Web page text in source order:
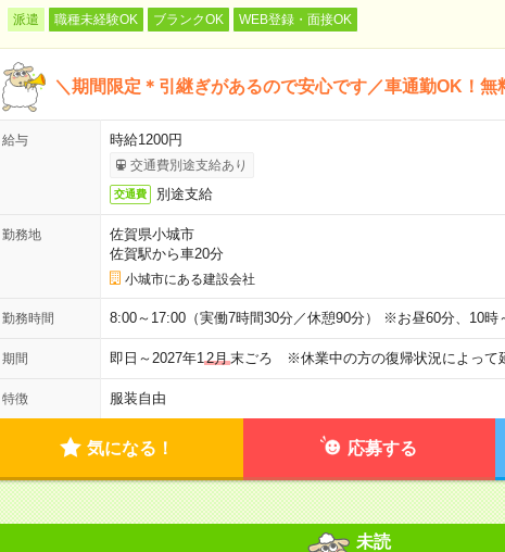
派遣 職種未経験OK ブランクOK WEB登録・面接OK
＼期間限定＊引継ぎがあるので安心です／車通勤OK！無
給与 時給1200円
交通費別途支給あり
交通費 別途支給
勤務地
佐賀県小城市
佐賀駅から車20分
小城市にある建設会社
勤務時間 8:00～17:00（実働7時間30分／休憩90分） ※お昼60分、10時
期間 即日～2027年1 2月末ごろ ※休業中の方の復帰状況によって
特徴 服装自由
気になる！ 応募する
未読